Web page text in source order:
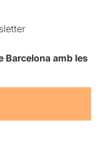
Barcelona amb les